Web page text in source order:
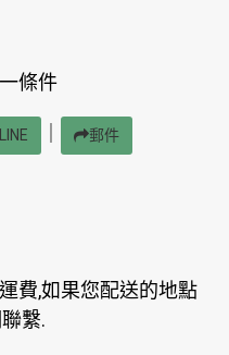
條件
LINE 郵件
費,如果您配送的地點
繫.